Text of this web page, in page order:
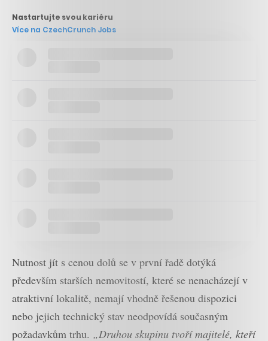
Nastartujte svou kariéru
Více na CzechCrunch Jobs
Nutnost jít s cenou dolů se v první řadě dotýká
především starších nemovitostí, které se nenacházejí v
atraktivní lokalitě, nemají vhodně řešenou dispozici
nebo jejich technický stav neodpovídá současným
požadavkům trhu. „Druhou skupinu tvoří majitelé, kteří